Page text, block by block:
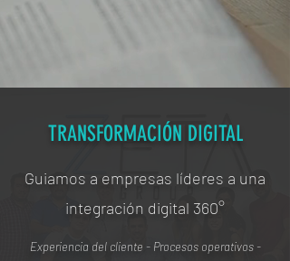
TRANSFORMACIÓN DIGITAL
Guiamos a empresas líderes a una
integración digital 360°
Experiencia del cliente - Procesos operativos -